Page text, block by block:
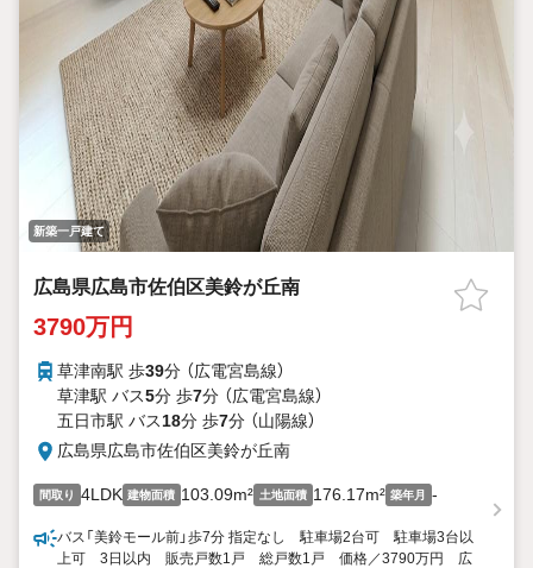
新築一戸建て
広島県広島市佐伯区美鈴が丘南
3790万円
草津南駅 歩39分 （広電宮島線）
草津駅 バス5分 歩7分 （広電宮島線）
五日市駅 バス18分 歩7分 （山陽線）
広島県広島市佐伯区美鈴が丘南
間取り 4LDK 建物面積 103.09m² 土地面積 176.17m² 築年月 -
バス「美鈴モール前」歩7分 指定なし 駐車場2台可 駐車場3台以
上可 3日以内 販売戸数1戸 総戸数1戸 価格／3790万円 広